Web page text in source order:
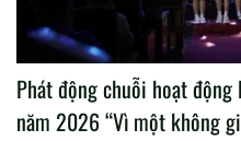
Phát động chuỗi hoạt
năm 2026 “Vì một không